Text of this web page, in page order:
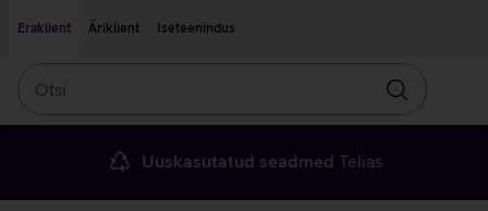
Eraklient
Äriklient Iseteenindus
Otsin
Uuskasutatud seadmed Telias